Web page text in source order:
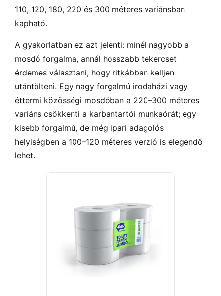
110, 120, 180, 220 és 300 méteres variánsban
kapható.
A gyakorlatban ez azt jelenti: minél nagyobb a
mosdó forgalma, annál hosszabb tekercset
érdemes választani, hogy ritkábban kelljen
utántölteni. Egy nagy forgalmú irodaházi vagy
éttermi közösségi mosdóban a 220–300 méteres
variáns csökkenti a karbantartói munkaórát; egy
kisebb forgalmú, de még ipari adagolós
helyiségben a 100–120 méteres verzió is elegendő
lehet.